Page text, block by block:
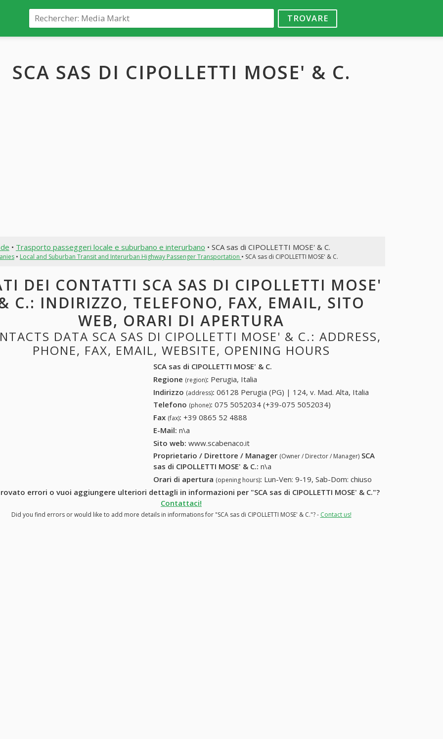
TROVARE
SCA SAS DI CIPOLLETTI MOSE' & C.
• Trasporto passeggeri locale e suburbano e interurbano • SCA sas di CIPOLLETTI MOSE' & C.
• Local and Suburban Transit and Interurban Highway Passenger Transportation • SCA sas di CIPOLLETTI MOSE' & C.
DEI CONTATTI SCA SAS DI CIPOLLETTI MOSE'
C.: INDIRIZZO, TELEFONO, FAX, EMAIL, SITO
WEB, ORARI DI APERTURA
DATA SCA SAS DI CIPOLLETTI MOSE' & C.: ADDRESS,
PHONE, FAX, EMAIL, WEBSITE, OPENING HOURS
SCA sas di CIPOLLETTI MOSE' & C.
Regione (region): Perugia, Italia
Indirizzo (address): 06128 Perugia (PG) | 124, v. Mad. Alta, Italia
Telefono (phone): 075 5052034 (+39-075 5052034)
Fax (fax): +39 0865 52 4888
E-Mail: n\a
Sito web: www.scabenaco.it
Proprietario / Direttore / Manager (Owner / Director / Manager) SCA
sas di CIPOLLETTI MOSE' & C.: n\a
Orari di apertura (opening hours): Lun-Ven: 9-19, Sab-Dom: chiuso
errori o vuoi aggiungere ulteriori dettagli in informazioni per "SCA sas di CIPOLLETTI MOSE' & C."?
Contattaci!
Did you find errors or would like to add more details in informations for "SCA sas di CIPOLLETTI MOSE' & C."? - Contact us!